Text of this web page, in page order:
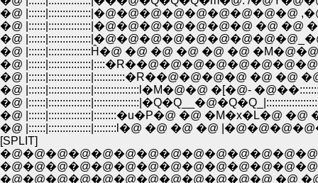
�@ |::::::|:::::::::::::::|�@�@�@�@�@�@�@�@�@
�@ |::::::|:::::::::::::::|�@�@�@�@�@�@�@ �@ �@
�@
�@ |::::::|:::::::::::::::Ĥ�@ �@ �@ �@ �@ �@
�@
�@ |::::::|:::::::::::::::|:::::::::::�R��@�@�@�@ �@ �@
�@ |::::::|:::::::::::::::|::::::::::::::::l�M�@�@ �[�@-
�@
�@ |::::::|:::::::::::::::|::::::::�u�P�@ �@ �M�x�L�@ �@
�@ |::::::|:::::::::::::::|::::::::l�@ �@ �@ �@
[SPLIT]
�@�@�@�@�@�@�@�@�@�@�@�@ �@ �@